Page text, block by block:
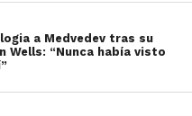
a Medvedev tras su
Wells: “Nunca había visto